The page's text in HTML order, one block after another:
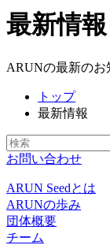
最新情報
ARUNの最新のお
トップ
最新情報
お問い合わせ
ARUN Seedとは
ARUNの歩み
団体概要
チーム